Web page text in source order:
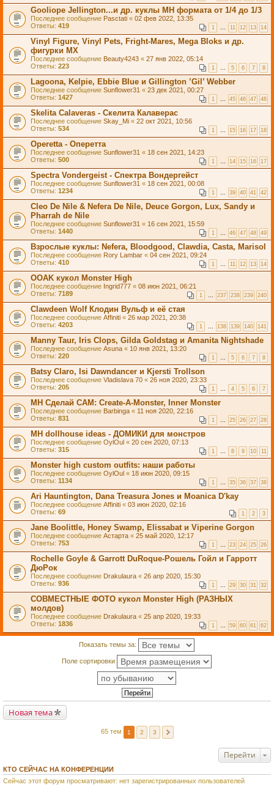
Gooliope Jellington...и др. куклы МН формата от 1/4 до 1/3
Последнее сообщение Pasctati « 02 фев 2022, 13:35
Ответы: 419 1 … 11 12 13 14
Vinyl Figure, Vinyl Pets, Fright-Mares, Mega Bloks и др.
фигурки МХ
Последнее сообщение Beauty4243 « 27 янв 2022, 05:14
Ответы: 223 1 … 5 6 7 8
Lagoona, Kelpie, Ebbie Blue и Gillington ’Gil’ Webber
Последнее сообщение Sunflower31 « 23 дек 2021, 00:27
Ответы: 1427 1 … 45 46 47 48
Skelita Calaveras - Скелита Калаверас
Последнее сообщение Skay_Mi « 22 окт 2021, 10:56
Ответы: 534 1 … 15 16 17 18
Operetta - Оперетта
Последнее сообщение Sunflower31 « 18 сен 2021, 14:23
Ответы: 500 1 … 14 15 16 17
Spectra Vondergeist - Спектра Вондергейст
Последнее сообщение Sunflower31 « 18 сен 2021, 00:08
Ответы: 1234 1 … 39 40 41 42
Cleo De Nile & Nefera De Nile, Deuce Gorgon, Lux, Sandy и
Pharrah de Nile
Последнее сообщение Sunflower31 « 16 сен 2021, 15:59
Ответы: 1440 1 … 46 47 48 49
Взрослые куклы: Nefera, Bloodgood, Clawdia, Casta, Marisol
Последнее сообщение Rory Lambar « 04 сен 2021, 09:24
Ответы: 410 1 … 11 12 13 14
OOАK кукол Monster High
Последнее сообщение Ingrid777 « 08 июн 2021, 06:21
Ответы: 7189 1 … 237 238 239 240
Clawdeen Wolf Клодин Вульф и её стая
Последнее сообщение Affiniti « 26 мар 2021, 20:38
Ответы: 4203 1 … 138 139 140 141
Manny Taur, Iris Clops, Gilda Goldstag и Amanita Nightshade
Последнее сообщение Asuna « 10 янв 2021, 13:20
Ответы: 220 1 … 5 6 7 8
Batsy Claro, Isi Dawndancer и Kjersti Trollson
Последнее сообщение Vladislava 70 « 26 ноя 2020, 23:33
Ответы: 205 1 … 4 5 6 7
MH Сделай САМ: Create-A-Monster, Inner Monster
Последнее сообщение Barbinga « 11 ноя 2020, 22:16
Ответы: 831 1 … 25 26 27 28
MH dollhouse ideas - ДОМИКИ для монстров
Последнее сообщение OylOul « 20 сен 2020, 07:13
Ответы: 315 1 … 8 9 10 11
Monster high custom outfits: наши работы
Последнее сообщение OylOul « 18 июн 2020, 09:15
Ответы: 1134 1 … 35 36 37 38
Ari Hauntington, Dana Treasura Jones и Moanica D'kay
Последнее сообщение Affiniti « 03 июн 2020, 02:16
Ответы: 69 1 2 3
Jane Boolittle, Honey Swamp, Elissabat и Viperine Gorgon
Последнее сообщение Астарта « 25 май 2020, 12:17
Ответы: 753 1 … 23 24 25 26
Rochelle Goyle & Garrott DuRoque-Рошель Гойл и Гарротт
ДюРок
Последнее сообщение Drakulaura « 26 апр 2020, 15:30
Ответы: 936 1 … 29 30 31 32
СОВМЕСТНЫЕ ФОТО кукол Monster High (РАЗНЫХ
молдов)
Последнее сообщение Drakulaura « 25 апр 2020, 19:33
Ответы: 1836 1 … 59 60 61 62
Показать темы за:
Поле сортировки
Новая тема
65 тем 1 2 3
Перейти
КТО СЕЙЧАС НА КОНФЕРЕНЦИИ
Сейчас этот форум просматривают: нет зарегистрированных пользователей